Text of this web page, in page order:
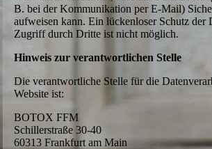
B. bei der Kommunikation per E-Mail)
aufweisen kann. Ein lückenloser Schutz der
Zugriff durch Dritte ist nicht möglich.
Hinweis zur verantwortlichen Stelle
Die verantwortliche Stelle für die
Website ist:
BOTOX FFM
Schillerstraße 30-40
60313 Frankfurt am Main